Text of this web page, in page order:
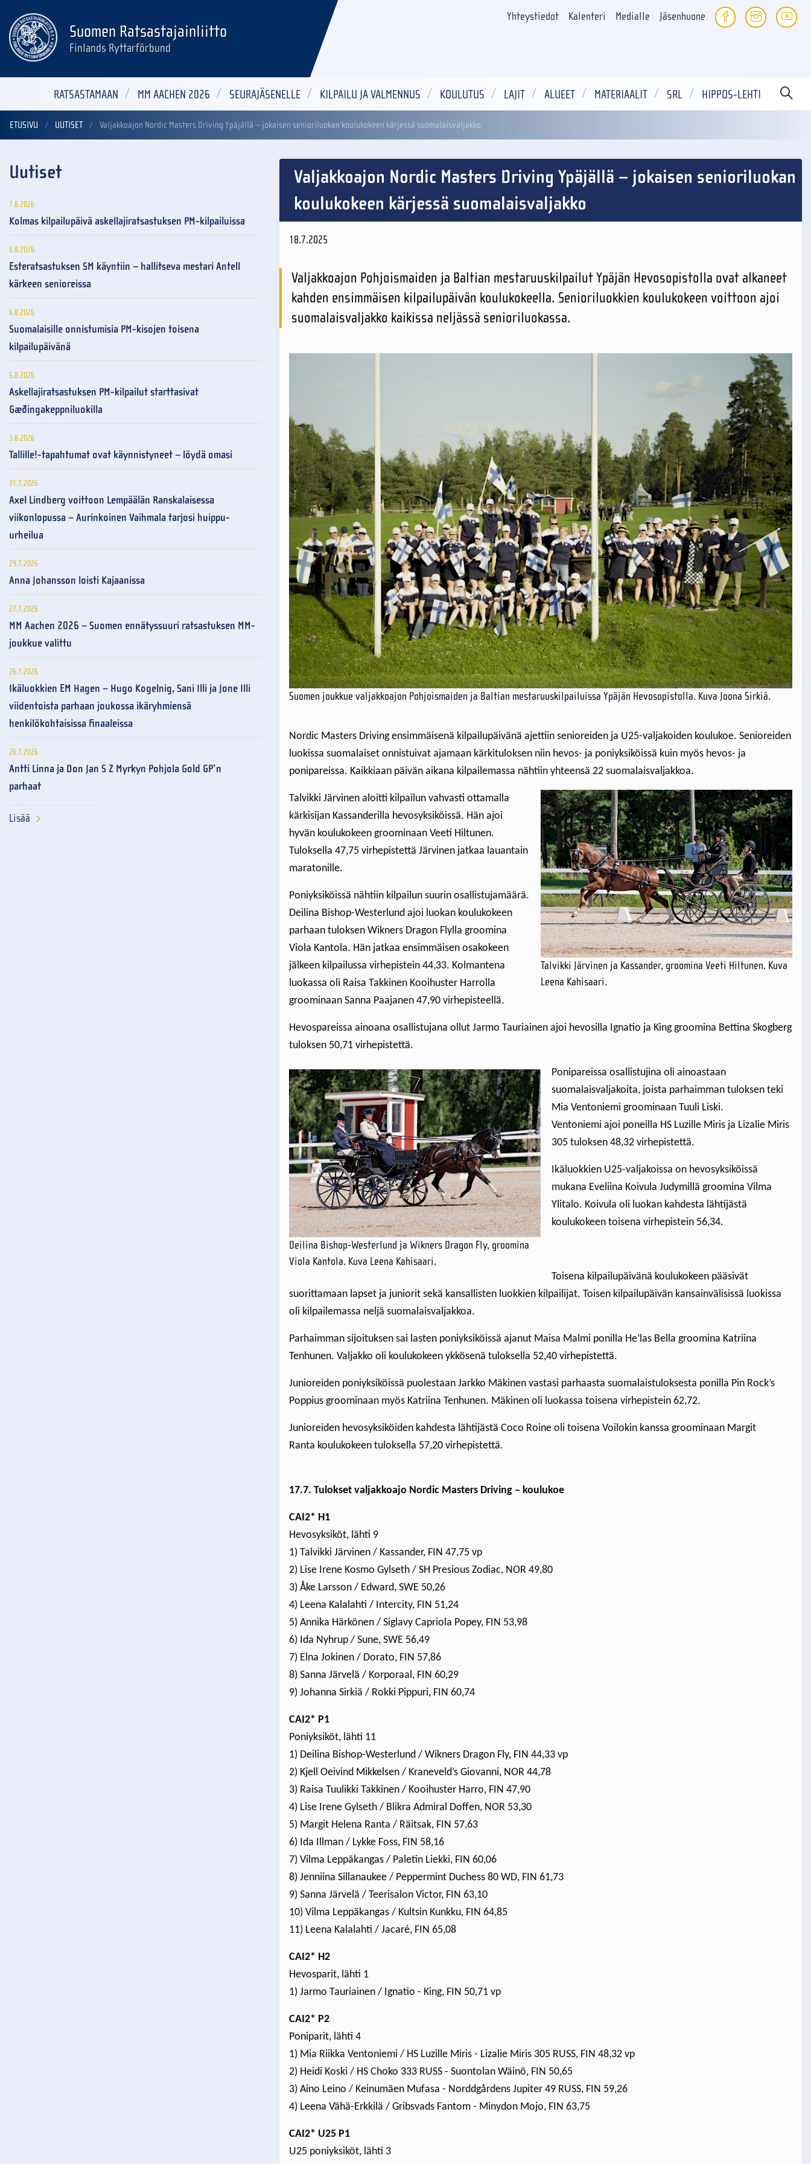
Yhteystiedot Kalenteri Medialle Jäsenhuone
Suomen Ratsastajainliitto
Finlands Ryttarförbund
RATSASTAMAAN MM AACHEN 2026 SEURAJÄSENELLE KILPAILU JA VALMENNUS KOULUTUS LAJIT ALUEET MATERIAALIT SRL HIPPOS-LEHTI
ETUSIVU UUTISET Valjakkoajon Nordic Masters Driving Ypäjällä – jokaisen senioriluokan koulukokeen kärjessä suomalaisvaljakko
Valjakkoajon Nordic Masters Driving Ypäjällä – jokaisen senioriluokan
koulukokeen kärjessä suomalaisvaljakko
18.7.2025
Valjakkoajon Pohjoismaiden ja Baltian mestaruuskilpailut Ypäjän Hevosopistolla ovat alkaneet
kahden ensimmäisen kilpailupäivän koulukokeella. Senioriluokkien koulukokeen voittoon ajoi
suomalaisvaljakko kaikissa neljässä senioriluokassa.
Suomen joukkue valjakkoajon Pohjoismaiden ja Baltian mestaruuskilpailuissa Ypäjän Hevosopistolla. Kuva Joona Sirkiä.
Nordic Masters Driving ensimmäisenä kilpailupäivänä ajettiin senioreiden ja U25-valjakoiden koulukoe. Senioreiden
luokissa suomalaiset onnistuivat ajamaan kärkituloksen niin hevos- ja poniyksiköissä kuin myös hevos- ja
ponipareissa. Kaikkiaan päivän aikana kilpailemassa nähtiin yhteensä 22 suomalaisvaljakkoa.
Talvikki Järvinen ja Kassander, groomina Veeti Hiltunen. Kuva
Leena Kahisaari.
Talvikki Järvinen aloitti kilpailun vahvasti ottamalla
kärkisijan Kassanderilla hevosyksiköissä. Hän ajoi
hyvän koulukokeen groominaan Veeti Hiltunen.
Tuloksella 47,75 virhepistettä Järvinen jatkaa lauantain
maratonille.
Poniyksiköissä nähtiin kilpailun suurin osallistujamäärä.
Deilina Bishop-Westerlund ajoi luokan koulukokeen
parhaan tuloksen Wikners Dragon Flylla groomina
Viola Kantola. Hän jatkaa ensimmäisen osakokeen
jälkeen kilpailussa virhepistein 44,33. Kolmantena
luokassa oli Raisa Takkinen Kooihuster Harrolla
groominaan Sanna Paajanen 47,90 virhepisteellä.
Hevospareissa ainoana osallistujana ollut Jarmo Tauriainen ajoi hevosilla Ignatio ja King groomina Bettina Skogberg
tuloksen 50,71 virhepistettä.
Deilina Bishop-Westerlund ja Wikners Dragon Fly, groomina
Viola Kantola. Kuva Leena Kahisaari.
Ponipareissa osallistujina oli ainoastaan
suomalaisvaljakoita, joista parhaimman tuloksen teki
Mia Ventoniemi groominaan Tuuli Liski.
Ventoniemi ajoi poneilla HS Luzille Miris ja Lizalie Miris
305 tuloksen 48,32 virhepistettä.
Ikäluokkien U25-valjakoissa on hevosyksiköissä
mukana Eveliina Koivula Judymillä groomina Vilma
Ylitalo. Koivula oli luokan kahdesta lähtijästä
koulukokeen toisena virhepistein 56,34.
Toisena kilpailupäivänä koulukokeen pääsivät
suorittamaan lapset ja juniorit sekä kansallisten luokkien kilpailijat. Toisen kilpailupäivän kansainvälisissä luokissa
oli kilpailemassa neljä suomalaisvaljakkoa.
Parhaimman sijoituksen sai lasten poniyksiköissä ajanut Maisa Malmi ponilla He’las Bella groomina Katriina
Tenhunen. Valjakko oli koulukokeen ykkösenä tuloksella 52,40 virhepistettä.
Junioreiden poniyksiköissä puolestaan Jarkko Mäkinen vastasi parhaasta suomalaistuloksesta ponilla Pin Rock’s
Poppius groominaan myös Katriina Tenhunen. Mäkinen oli luokassa toisena virhepistein 62,72.
Junioreiden hevosyksiköiden kahdesta lähtijästä Coco Roine oli toisena Voilokin kanssa groominaan Margit
Ranta koulukokeen tuloksella 57,20 virhepistettä.
17.7. Tulokset valjakkoajo Nordic Masters Driving – koulukoe
CAI2* H1
Hevosyksiköt, lähti 9
1) Talvikki Järvinen / Kassander, FIN 47,75 vp
2) Lise Irene Kosmo Gylseth / SH Presious Zodiac, NOR 49,80
3) Åke Larsson / Edward, SWE 50,26
4) Leena Kalalahti / Intercity, FIN 51,24
5) Annika Härkönen / Siglavy Capriola Popey, FIN 53,98
6) Ida Nyhrup / Sune, SWE 56,49
7) Elna Jokinen / Dorato, FIN 57,86
8) Sanna Järvelä / Korporaal, FIN 60,29
9) Johanna Sirkiä / Rokki Pippuri, FIN 60,74
CAI2* P1
Poniyksiköt, lähti 11
1) Deilina Bishop-Westerlund / Wikners Dragon Fly, FIN 44,33 vp
2) Kjell Oeivind Mikkelsen / Kraneveld’s Giovanni, NOR 44,78
3) Raisa Tuulikki Takkinen / Kooihuster Harro, FIN 47,90
4) Lise Irene Gylseth / Blikra Admiral Doffen, NOR 53,30
5) Margit Helena Ranta / Räitsak, FIN 57,63
6) Ida Illman / Lykke Foss, FIN 58,16
7) Vilma Leppäkangas / Paletin Liekki, FIN 60,06
8) Jenniina Sillanaukee / Peppermint Duchess 80 WD, FIN 61,73
9) Sanna Järvelä / Teerisalon Victor, FIN 63,10
10) Vilma Leppäkangas / Kultsin Kunkku, FIN 64,85
11) Leena Kalalahti / Jacaré, FIN 65,08
CAI2* H2
Hevosparit, lähti 1
1) Jarmo Tauriainen / Ignatio - King, FIN 50,71 vp
CAI2* P2
Poniparit, lähti 4
1) Mia Riikka Ventoniemi / HS Luzille Miris - Lizalie Miris 305 RUSS, FIN 48,32 vp
2) Heidi Koski / HS Choko 333 RUSS - Suontolan Wäinö, FIN 50,65
3) Aino Leino / Keinumäen Mufasa - Norddgårdens Jupiter 49 RUSS, FIN 59,26
4) Leena Vähä-Erkkilä / Gribsvads Fantom - Minydon Mojo, FIN 63,75
CAI2* U25 P1
U25 poniyksiköt, lähti 3
Uutiset
7.8.2026
Kolmas kilpailupäivä askellajiratsastuksen PM-kilpailuissa
6.8.2026
Esteratsastuksen SM käyntiin – hallitseva mestari Antell
kärkeen senioreissa
6.8.2026
Suomalaisille onnistumisia PM-kisojen toisena
kilpailupäivänä
5.8.2026
Askellajiratsastuksen PM-kilpailut starttasivat
Gæðingakeppniluokilla
3.8.2026
Tallille!-tapahtumat ovat käynnistyneet – löydä omasi
31.7.2026
Axel Lindberg voittoon Lempäälän Ranskalaisessa
viikonlopussa – Aurinkoinen Vaihmala tarjosi huippu-
urheilua
29.7.2026
Anna Johansson loisti Kajaanissa
27.7.2026
MM Aachen 2026 – Suomen ennätyssuuri ratsastuksen MM-
joukkue valittu
26.7.2026
Ikäluokkien EM Hagen – Hugo Kogelnig, Sani Illi ja Jone Illi
viidentoista parhaan joukossa ikäryhmiensä
henkilökohtaisissa finaaleissa
26.7.2026
Antti Linna ja Don Jan S Z Myrkyn Pohjola Gold GP’n
parhaat
Lisää